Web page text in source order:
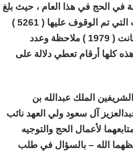
الحج في هذا العام ، حيث بلغ
عدد الجولات الميدانية نحو ( 2863 ) جولة ، وعدد الملاحظات التي تم الوقوف عليها ( 5261 )
ملاحظة ، وعدد الملاحظات التي عولجت في الموقع نفسه كانت ( 1979 ) ملاحظة وعدد
، مشيرا إلى أن هذه كلها أرقام تعطي دلالة على
الملك عبدالله بن
آل سعود ولي العهد نائب
لأعمال الحج والتوجيه
الله – بالسؤال في طلب